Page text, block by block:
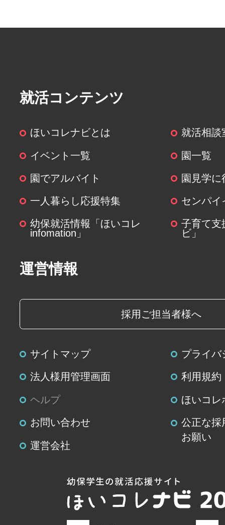
就活コンテンツ
ほいコレナビとは 就活相談
イベント一覧 園一覧
園でアルバイト 園見学に
一人暮らし応援特集 センパイ
幼保就活情報「ほいコレ
infomation」
子育て支
ビ」
運営情報
採用ご担当者様へ
サイトマップ プライバ
法人様用管理画面 利用規約
ヘルプ ほいコレ
お問い合わせ
公正な採
お願い
運営会社